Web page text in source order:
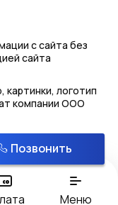
с сайта без
сайта
картинки, логотип
компании ООО
от картинок
Позвонить
Меню